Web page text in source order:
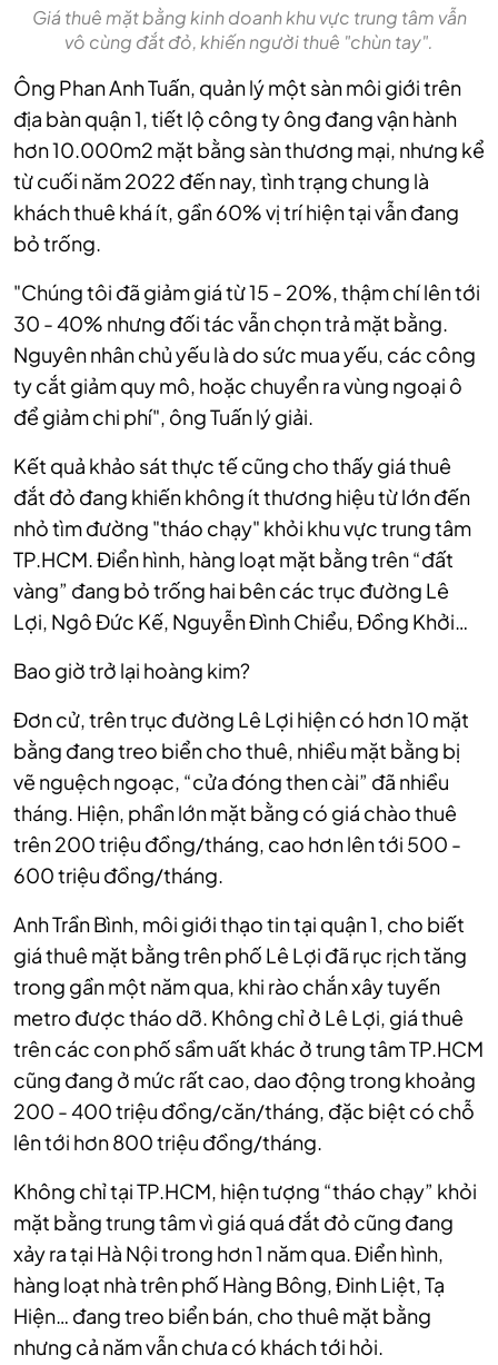
Giá thuê mặt bằng kinh doanh khu vực trung tâm vẫn
vô cùng đắt đỏ, khiến người thuê "chùn tay".
Ông Phan Anh Tuấn, quản lý một sàn môi giới trên
địa bàn quận 1, tiết lộ công ty ông đang vận hành
hơn 10.000m2 mặt bằng sàn thương mại, nhưng kể
từ cuối năm 2022 đến nay, tình trạng chung là
khách thuê khá ít, gần 60% vị trí hiện tại vẫn đang
bỏ trống.
"Chúng tôi đã giảm giá từ 15 - 20%, thậm chí lên tới
30 - 40% nhưng đối tác vẫn chọn trả mặt bằng.
Nguyên nhân chủ yếu là do sức mua yếu, các công
ty cắt giảm quy mô, hoặc chuyển ra vùng ngoại ô
để giảm chi phí", ông Tuấn lý giải.
Kết quả khảo sát thực tế cũng cho thấy giá thuê
đắt đỏ đang khiến không ít thương hiệu từ lớn đến
nhỏ tìm đường "tháo chạy" khỏi khu vực trung tâm
TP.HCM. Điển hình, hàng loạt mặt bằng trên “đất
vàng” đang bỏ trống hai bên các trục đường Lê
Lợi, Ngô Đức Kế, Nguyễn Đình Chiểu, Đồng Khởi…
Bao giờ trở lại hoàng kim?
Đơn cử, trên trục đường Lê Lợi hiện có hơn 10 mặt
bằng đang treo biển cho thuê, nhiều mặt bằng bị
vẽ nguệch ngoạc, “cửa đóng then cài” đã nhiều
tháng. Hiện, phần lớn mặt bằng có giá chào thuê
trên 200 triệu đồng/tháng, cao hơn lên tới 500 -
600 triệu đồng/tháng.
Anh Trần Bình, môi giới thạo tin tại quận 1, cho biết
giá thuê mặt bằng trên phố Lê Lợi đã rục rịch tăng
trong gần một năm qua, khi rào chắn xây tuyến
metro được tháo dỡ. Không chỉ ở Lê Lợi, giá thuê
trên các con phố sầm uất khác ở trung tâm TP.HCM
cũng đang ở mức rất cao, dao động trong khoảng
200 - 400 triệu đồng/căn/tháng, đặc biệt có chỗ
lên tới hơn 800 triệu đồng/tháng.
Không chỉ tại TP.HCM, hiện tượng “tháo chạy” khỏi
mặt bằng trung tâm vì giá quá đắt đỏ cũng đang
xảy ra tại Hà Nội trong hơn 1 năm qua. Điển hình,
hàng loạt nhà trên phố Hàng Bông, Đinh Liệt, Tạ
Hiện… đang treo biển bán, cho thuê mặt bằng
nhưng cả năm vẫn chưa có khách tới hỏi.